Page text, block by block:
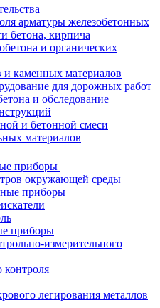
арматуры железобетонных
бетона, кирпича
и органических
каменных материалов
для дорожных работ
и обследование
и бетонной смеси
материалов
приборы
окружающей среды
приборы
приборы
измерительного
легирования металлов